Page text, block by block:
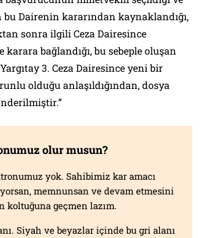
Dairenin kararından kaynaklandığı,
sonra ilgili Ceza Dairesince
bağlandığı, bu sebeple oluşan
3. Ceza Dairesince yeni bir
olduğu anlaşıldığından, dosya
olur musun?
yok. Sahibimiz kar amacı
memnunsan ve devam etmesini
koltuğuna geçmen lazım.
Siyah ve beyazlar içinde bu gri alanı